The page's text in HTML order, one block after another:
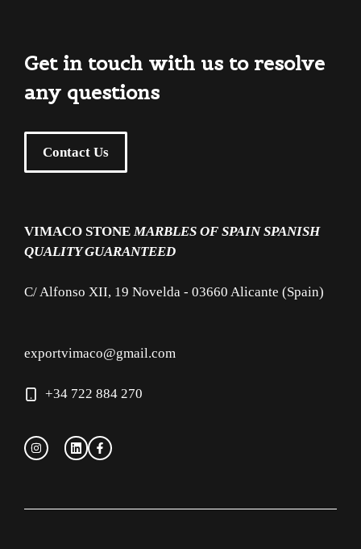
Get in touch with us to resolve
any questions
Contact Us
VIMACO STONE MARBLES OF SPAIN SPANISH
QUALITY GUARANTEED
C/ Alfonso XII, 19 Novelda - 03660 Alicante (Spain)
exportvimaco@gmail.com
+34 722 884 270